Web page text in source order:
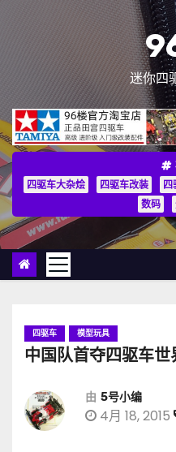
迷你四
四驱车大杂烩 四驱车改装 四
数码
四驱车 模型玩具
中国队首夺四驱车
由 5号小编
4月 18, 2015